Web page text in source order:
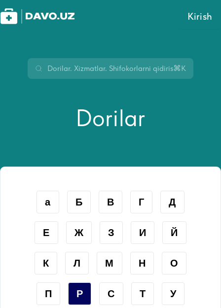
Kirish
⌘K
Dorilar
а Б В Г Д
Е Ж З И Й
К Л М Н О
П Р С Т У